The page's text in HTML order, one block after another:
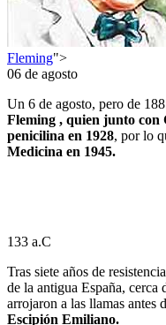
Fleming">
06 de agosto
Un 6 de agosto, pero de
Fleming , quien junto con
penicilina en 1928, por lo
Medicina en 1945.
133 a.C
Tras siete años de
de la antigua España, cerca
arrojaron a las llamas antes
Escipión Emiliano.